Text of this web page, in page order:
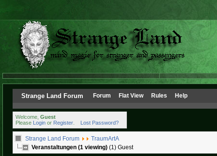
Strange Land Forum Forum Flat View Rules Help
Welcome, Guest
Please Login or Register Lost Password?
Strange Land Forum
TraumArtA
Veranstaltungen (1 viewing) (1) Guest